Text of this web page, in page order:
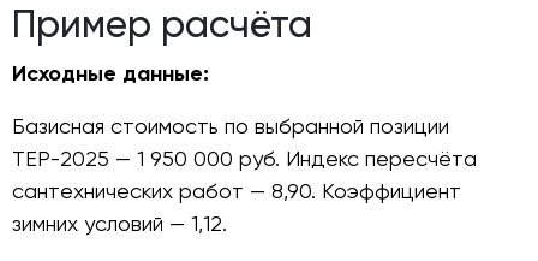
Пример расчёта
Исходные данные:
Базисная стоимость по выбранной позиции
ТЕР-2025 — 1 950 000 руб. Индекс пересчёта
сантехнических работ — 8,90. Коэффициент
зимних условий — 1,12.